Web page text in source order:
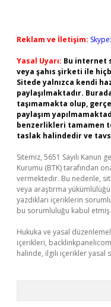
Reklam ve İletişim:
Yasal Uyarı: Bu internet
veya şahıs şirketi ile
Sitede yalnızca kendi
paylaşılmaktadır.
taşımamakta olup,
paylaşım
benzerlikleri tamamen
taslak halindedir ve
Sitemiz, 5651 Sayılı Kanun
Kurumu (BTK) tarafından
vermektedir. Bu nedenle,
veya araştırma
yazdıkları içeriklerin
bu sorumluluğu kabul etmiş
Hukuka ve yasal
içerikleri,
halinde, ilgili içerikler yasal